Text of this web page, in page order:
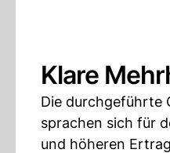
Klare
Die durchgeführte
sprachen sich für
und höheren